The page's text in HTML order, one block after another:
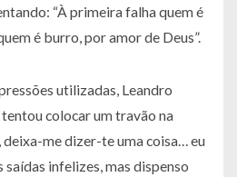
“À primeira falha quem é
é burro, por amor de Deus”.
utilizadas, Leandro
colocar um travão na
deixa-me dizer-te uma coisa… eu
saídas infelizes, mas dispenso